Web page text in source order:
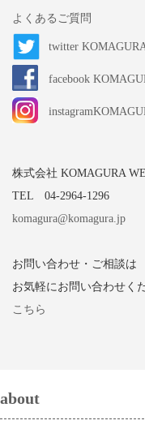
よくあるご質問
twitter
facebook
株式会社 KOMAGURA
TEL 04-2964-1296
komagura@komagura.jp
お問い合わせ・ご相談は
お気軽にお問い合わせく
こちら
about